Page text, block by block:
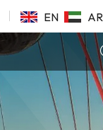
EN AR